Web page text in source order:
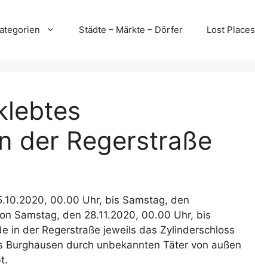
Städte – Märkte – Dörfer Lost Places
der Regerstraße
00.00 Uhr, bis Samstag, den
Samstag, den 28.11.2020, 00.00 Uhr, bis
in der Regerstraße jeweils das Zylinderschloss
durch unbekannten Täter von außen